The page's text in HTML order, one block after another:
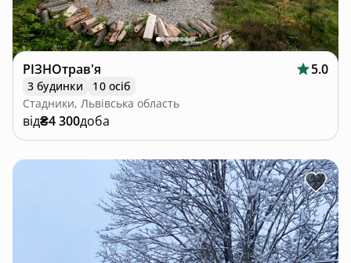
РІЗНОтрав'я 5.0
3 будинки
10 осіб
Стадники, Львівська область
від₴4 300доба